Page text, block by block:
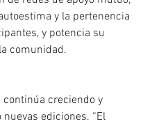
y la pertenencia
y potencia su
comunidad.
continúa creciendo y
nuevas ediciones. “El